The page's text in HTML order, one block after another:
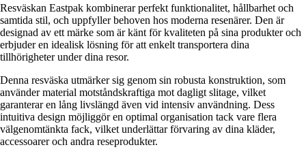
Resväskan Eastpak kombinerar perfekt funktionalitet, hållbarhet och
samtida stil, och uppfyller behoven hos moderna resenärer. Den är
designad av ett märke som är känt för kvaliteten på sina produkter och
erbjuder en idealisk lösning för att enkelt transportera dina
tillhörigheter under dina resor.
Denna resväska utmärker sig genom sin robusta konstruktion, som
använder material motståndskraftiga mot dagligt slitage, vilket
garanterar en lång livslängd även vid intensiv användning. Dess
intuitiva design möjliggör en optimal organisation tack vare flera
välgenomtänkta fack, vilket underlättar förvaring av dina kläder,
accessoarer och andra reseprodukter.